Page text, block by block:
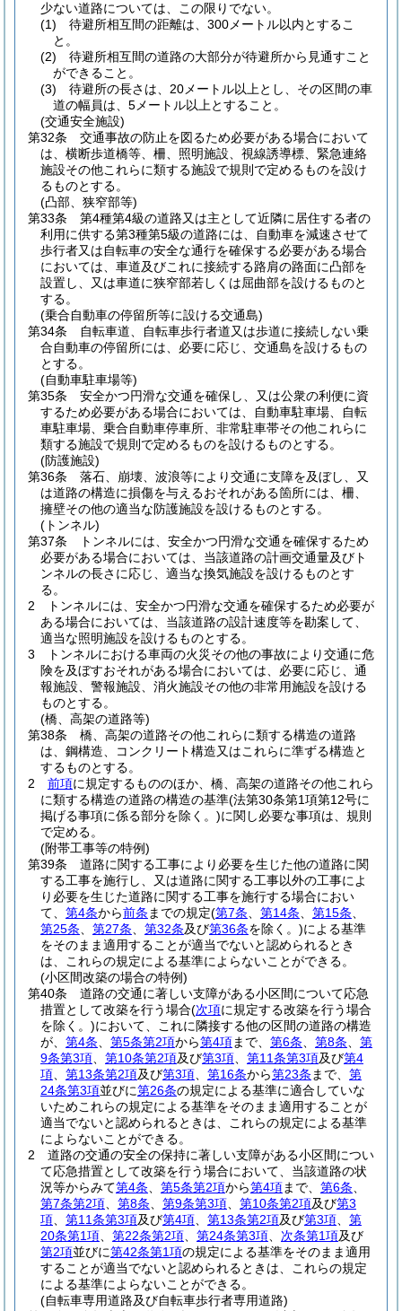
少ない道路については、この限りでない。
(1)
待避所相互間の距離は、300メートル以内とするこ
と。
(2)
待避所相互間の道路の大部分が待避所から見通すこと
ができること。
(3)
待避所の長さは、20メートル以上とし、その区間の車
道の幅員は、5メートル以上とすること。
(交通安全施設)
第32条
交通事故の防止を図るため必要がある場合において
は、横断歩道橋等、柵、照明施設、視線誘導標、緊急連絡
施設その他これらに類する施設で規則で定めるものを設け
るものとする。
(凸部、狭窄部等)
第33条
第4種第4級の道路又は主として近隣に居住する者の
利用に供する第3種第5級の道路には、自動車を減速させて
歩行者又は自転車の安全な通行を確保する必要がある場合
においては、車道及びこれに接続する路肩の路面に凸部を
設置し、又は車道に狭窄部若しくは屈曲部を設けるものと
する。
(乗合自動車の停留所等に設ける交通島)
第34条
自転車道、自転車歩行者道又は歩道に接続しない乗
合自動車の停留所には、必要に応じ、交通島を設けるもの
とする。
(自動車駐車場等)
第35条
安全かつ円滑な交通を確保し、又は公衆の利便に資
するため必要がある場合においては、自動車駐車場、自転
車駐車場、乗合自動車停車所、非常駐車帯その他これらに
類する施設で規則で定めるものを設けるものとする。
(防護施設)
第36条
落石、崩壊、波浪等により交通に支障を及ぼし、又
は道路の構造に損傷を与えるおそれがある箇所には、柵、
擁壁その他の適当な防護施設を設けるものとする。
(トンネル)
第37条
トンネルには、安全かつ円滑な交通を確保するため
必要がある場合においては、当該道路の計画交通量及びト
ンネルの長さに応じ、適当な換気施設を設けるものとす
る。
2
トンネルには、安全かつ円滑な交通を確保するため必要が
ある場合においては、当該道路の設計速度等を勘案して、
適当な照明施設を設けるものとする。
3
トンネルにおける車両の火災その他の事故により交通に危
険を及ぼすおそれがある場合においては、必要に応じ、通
報施設、警報施設、消火施設その他の非常用施設を設ける
ものとする。
(橋、高架の道路等)
第38条
橋、高架の道路その他これらに類する構造の道路
は、鋼構造、コンクリート構造又はこれらに準ずる構造と
するものとする。
2
前項に規定するもののほか、橋、高架の道路その他これら
に類する構造の道路の構造の基準(法第30条第1項第12号に
掲げる事項に係る部分を除く。)に関し必要な事項は、規則
で定める。
(附帯工事等の特例)
第39条
道路に関する工事により必要を生じた他の道路に関
する工事を施行し、又は道路に関する工事以外の工事によ
り必要を生じた道路に関する工事を施行する場合におい
て、 第4条から前条 までの規定(第7条 第14条 第15条
第25条
第27条 第32条及び第36条を除く。)による基準
をそのまま適用することが適当でないと認められるとき
は、これらの規定による基準によらないことができる。
(小区間改築の場合の特例)
第40条
道路の交通に著しい支障がある小区間について応急
措置として改築を行う場合(次項に規定する改築を行う場合
を除く。)において、これに隣接する他の区間の道路の構造
が、 第4条 第5条第2項から第4項まで、 第6条 第8条
第
9条第3項
第10条第2項及び第3項 第11条第3項及び第4
項
第13条第2項及び第3項 第16条から第23条 まで、 第
24条第3項並びに第26条の規定による基準に適合していな
いためこれらの規定による基準をそのまま適用することが
適当でないと認められるときは、これらの規定による基準
によらないことができる。
2
道路の交通の安全の保持に著しい支障がある小区間につい
て応急措置として改築を行う場合において、当該道路の状
況等からみて第4条 第5条第2項から第4項まで、 第6条
第7条第2項
第8条 第9条第3項 第10条第2項及び第3
項
第11条第3項及び第4項 第13条第2項及び第3項
第
20条第1項
第22条第2項 第24条第3項 次条第1項及び
第2項並びに第42条第1項の規定による基準をそのまま適用
することが適当でないと認められるときは、これらの規定
による基準によらないことができる。
(自転車専用道路及び自転車歩行者専用道路)